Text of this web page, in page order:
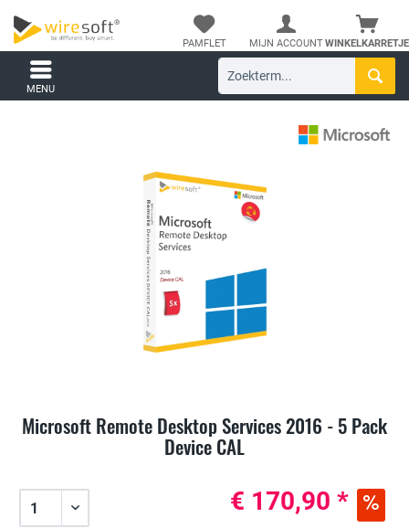
WINKELKARRETJE
PAMFLET MIJN ACCOUNT
MENU
Microsoft Remote Desktop Services 2016 - 5 Pack
Device CAL
€ 170,90 *